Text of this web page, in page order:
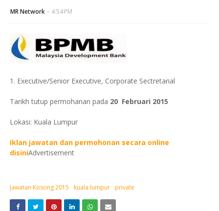
MR Network 4:54 PM
1. Executive/Senior Executive, Corporate Sectretarial
Tarikh tutup permohanan pada 20 Februari 2015
Lokasi: Kuala Lumpur
Iklan jawatan dan permohonan secara online
disiniAdvertisement
Jawatan Kosong 2015 kuala lumpur private